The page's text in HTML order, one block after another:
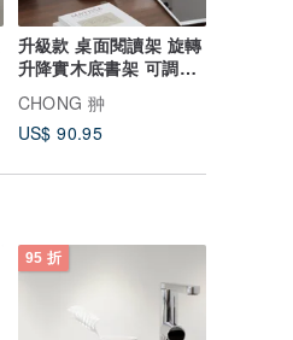
升級款 桌面閱讀架 旋轉
升降實木底書架 可調節
閱讀架平板支架
CHONG 翀
US$ 90.95
95 折